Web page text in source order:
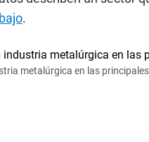
.
metalúrgica en las